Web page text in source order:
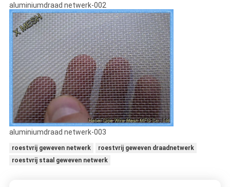
aluminiumdraad netwerk-002
aluminiumdraad netwerk-003
roestvrij geweven netwerk
roestvrij geweven draadnetwerk
roestvrij staal geweven netwerk